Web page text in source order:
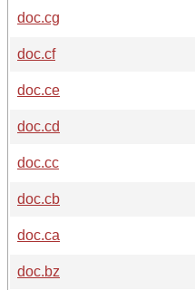
doc.cg
doc.cf
doc.ce
doc.cd
doc.cc
doc.cb
doc.ca
doc.bz